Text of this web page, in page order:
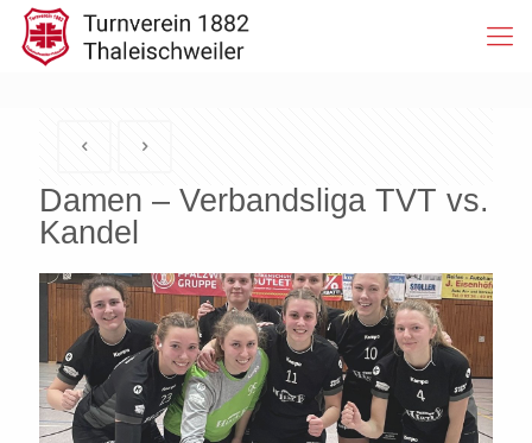
Damen – Verbandsliga TVT vs.
Kandel